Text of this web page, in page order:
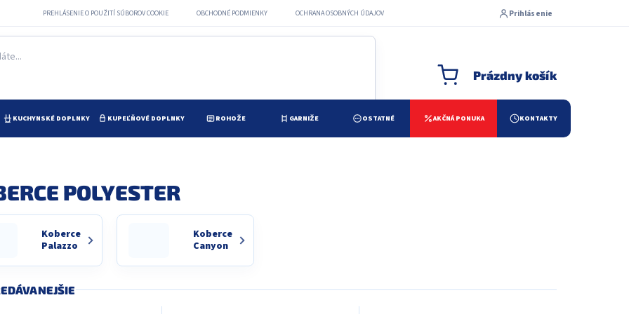
PREHLÁSENIE O POUŽITÍ SÚBOROV COOKIE OBCHODNÉ PODMIENKY OCHRANA OSOBNÝCH ÚDAJOV Prihlásenie
NÁKUPNÝ KOŠÍK
Prázdny košík
KUCHYNSKÉ DOPLNKY KUPEĽŇOVÉ DOPLNKY ROHOŽE GARNIŽE OSTATNÉ AKČNÁ PONUKA KONTAKTY
POLYESTER
Koberce
Palazzo
Koberce
Canyon